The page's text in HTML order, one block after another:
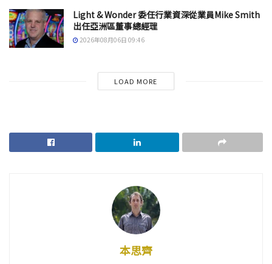
Light & Wonder 委任行業資深從業員Mike Smith
出任亞洲區董事總經理
2026年08月06日 09:46
LOAD MORE
本思齊